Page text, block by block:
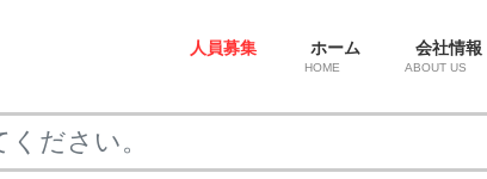
人員募集 ホーム
HOME
会社情報
ABOUT US